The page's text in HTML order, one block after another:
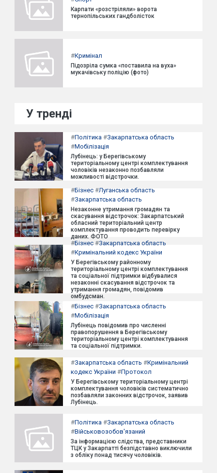
Карпати «розстріляли» ворота
тернопільських гандболісток
#Кримінал
Підозріла сумка «поставила на вуха»
мукачівську поліцію (фото)
У тренді
#Політика #Закарпатська область
#Мобілізація
Лубінець: у Берегівському
територіальному центрі комплектування
чоловіків незаконно позбавляли
можливості відстрочки.
#Бізнес #Луганська область
#Закарпатська область
Незаконне утримання громадян та
скасування відстрочок: Закарпатський
обласний територіальний центр
комплектування проводить перевірку
даних. ФОТО
#Бізнес #Закарпатська область
#Кримінальний кодекс України
У Берегівському районному
територіальному центрі комплектування
та соціальної підтримки відбувалися
незаконні скасування відстрочок та
утримання громадян, повідомив
омбудсман.
#Бізнес #Закарпатська область
#Мобілізація
Лубінець повідомив про численні
правопорушення в Берегівському
територіальному центрі комплектування
та соціальної підтримки.
#Закарпатська область #Кримінальний
кодекс України #Протокол
У Берегівському територіальному центрі
комплектування чоловіків систематично
позбавляли законних відстрочок, заявив
Лубінець.
#Політика #Закарпатська область
#Військовозобов'язаний
За інформацією слідства, представники
ТЦК у Закарпатті безпідставно виключили
з обліку понад тисячу чоловіків.